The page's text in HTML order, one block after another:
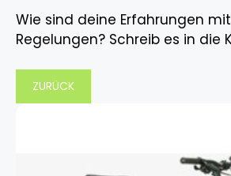
Wie sind deine Erfahrungen
Regelungen? Schreib es in die
ZURÜCK